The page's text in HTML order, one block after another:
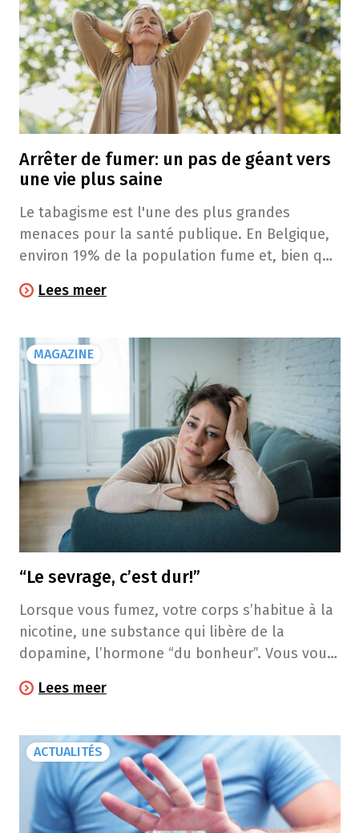
Arrêter de fumer: un pas de géant vers
une vie plus saine
Le tabagisme est l'une des plus grandes
menaces pour la santé publique. En Belgique,
environ 19% de la population fume et, bien que
années, la dépendance tabagique est un
de nombreux moyens de vous aider à arrêter
de fumer. Et votre pharmacien peut vous
accompagner dans ce sevrage.
Lees meer
MAGAZINE
“Le sevrage, c’est dur!”
Lorsque vous fumez, votre corps s’habitue à la
nicotine, une substance qui libère de la
dopamine, l’hormone “du bonheur”. Vous vous
s’adapte et commence à en dépendre. Lorsque
s’habituer à vivre à nouveau sans nicotine, ce
qui peut provoquer des symptômes de sevrage.
Lees meer
ACTUALITÉS